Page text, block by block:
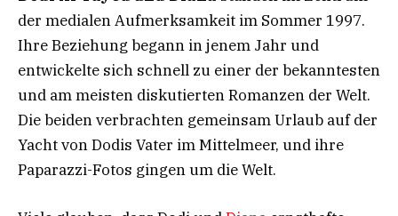
der medialen Aufmerksamkeit im Sommer 1997.
Ihre Beziehung begann in jenem Jahr und
entwickelte sich schnell zu einer der bekanntesten
und am meisten diskutierten Romanzen der Welt.
Die beiden verbrachten gemeinsam Urlaub auf der
Yacht von Dodis Vater im Mittelmeer, und ihre
Paparazzi-Fotos gingen um die Welt.